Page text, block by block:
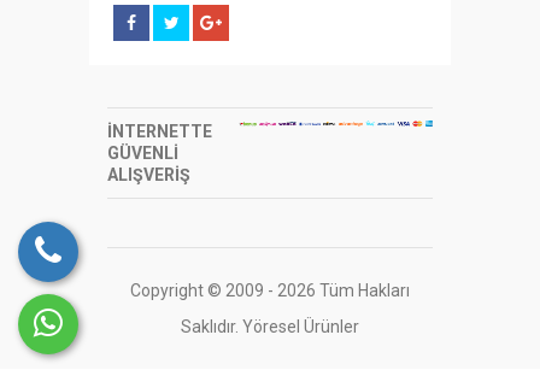
İNTERNETTE
GÜVENLİ
ALIŞVERİŞ
Copyright © 2009 - 2026 Tüm Hakları
Saklıdır. Yöresel Ürünler